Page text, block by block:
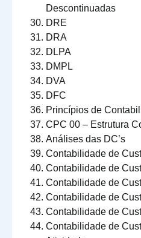
Descontinuadas
DRE
DRA
DLPA
DMPL
DVA
DFC
Princípios de
CPC 00 – Estrutura
Análises das DC’s
Contabilidade de
Contabilidade de
Contabilidade de
Contabilidade de
Contabilidade de
Contabilidade de